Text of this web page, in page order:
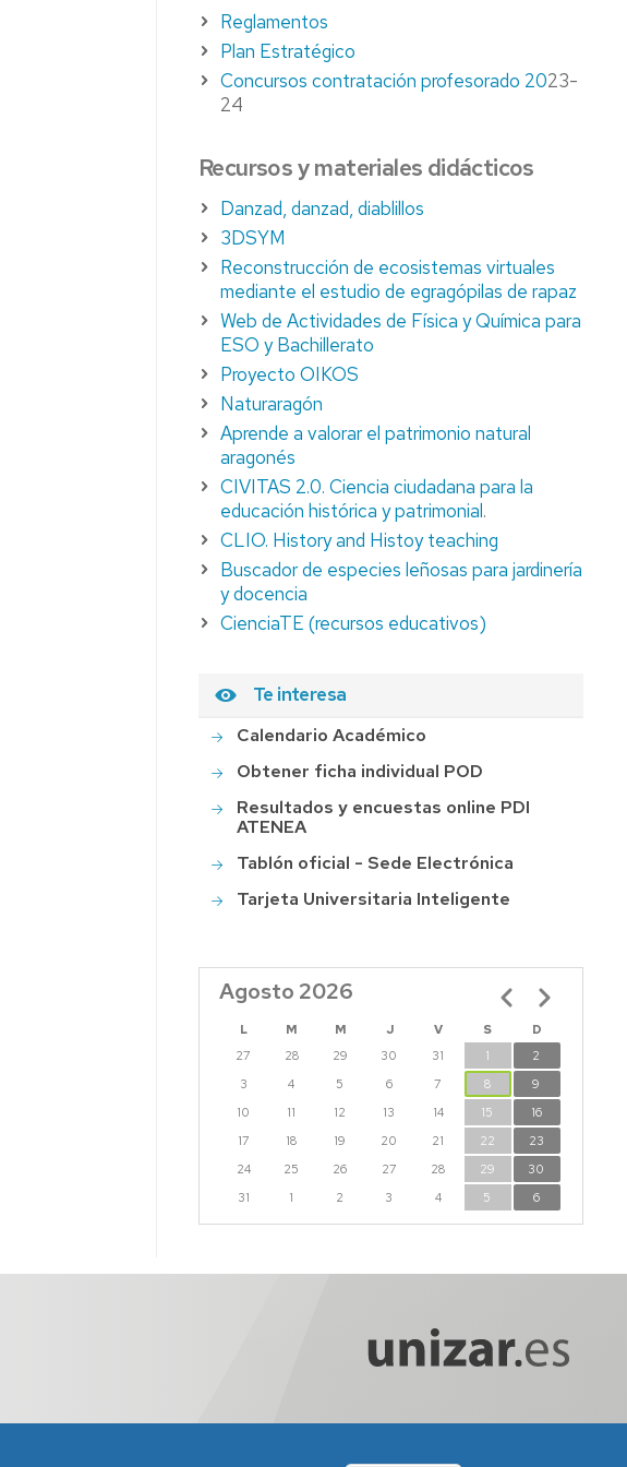
Reglamentos
Plan Estratégico
Concursos contratación profesorado 2023-
24
Recursos y materiales didácticos
Danzad, danzad, diablillos
3DSYM
Reconstrucción de ecosistemas virtuales
mediante el estudio de egragópilas de rapaz
Web de Actividades de Física y Química para
ESO y Bachillerato
Proyecto OIKOS
Naturaragón
Aprende a valorar el patrimonio natural
aragonés
CIVITAS 2.0. Ciencia ciudadana para la
educación histórica y patrimonial.
CLIO. History and Histoy teaching
Buscador de especies leñosas para jardinería
y docencia
CienciaTE (recursos educativos)
Te interesa
Calendario Académico
Obtener ficha individual POD
Resultados y encuestas online PDI
ATENEA
Tablón oficial - Sede Electrónica
Tarjeta Universitaria Inteligente
Agosto 2026
L M M J V S
D
27
28 29 30 31 1
2
3
4 5 6 7 8
9
10
11 12 13 14 15
16
17
18 19 20 21 22
23
24
25 26 27 28 29
30
31
1 2 3 4 5 6
Paginación